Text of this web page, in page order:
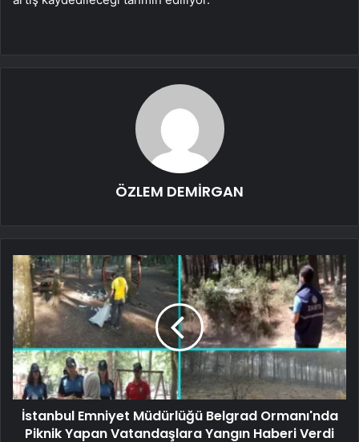
ÖZLEM DEMİRGAN
İstanbul Emniyet Müdürlüğü Belgrad Ormanı'nda
Piknik Yapan Vatandaşlara Yangın Haberi Verdi